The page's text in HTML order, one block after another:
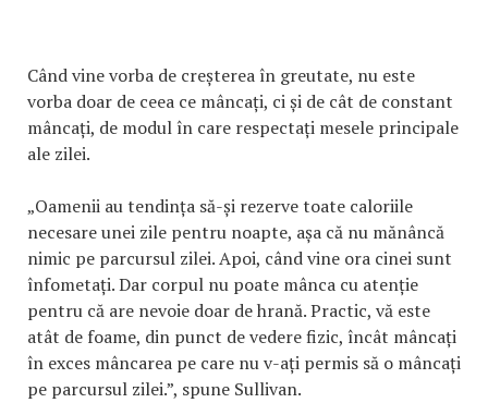
Când vine vorba de creșterea în greutate, nu este
vorba doar de ceea ce mâncați, ci și de cât de constant
mâncați, de modul în care respectați mesele principale
ale zilei.
„Oamenii au tendința să-și rezerve toate caloriile
necesare unei zile pentru noapte, așa că nu mănâncă
nimic pe parcursul zilei. Apoi, când vine ora cinei sunt
înfometați. Dar corpul nu poate mânca cu atenție
pentru că are nevoie doar de hrană. Practic, vă este
atât de foame, din punct de vedere fizic, încât mâncați
în exces mâncarea pe care nu v-ați permis să o mâncați
pe parcursul zilei.”, spune Sullivan.